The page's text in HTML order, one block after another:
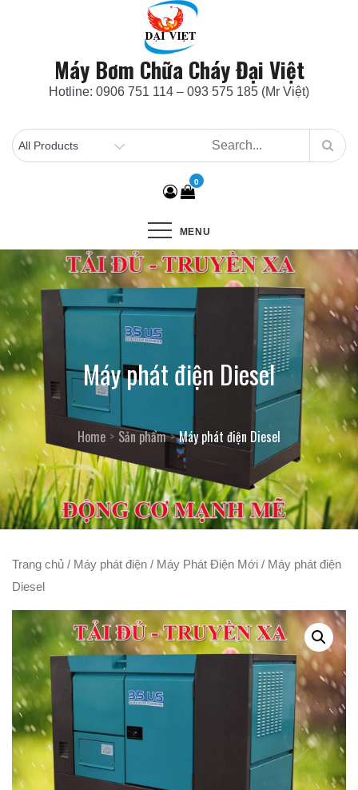
Máy Bơm Chữa Cháy Đại Việt
Hotline: 0906 751 114 – 093 575 185 (Mr Việt)
0
MENU
Máy phát điện Diesel
Home Sản phẩm Máy phát điện Diesel
Trang chủ / Máy phát điện / Máy Phát Điện Mới / Máy phát điện
Diesel